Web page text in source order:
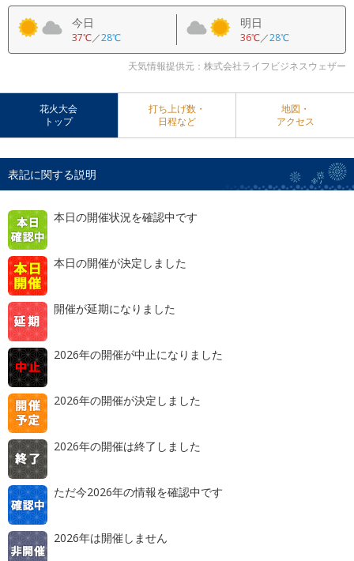
今日
37℃／28℃
明日
36℃／28℃
天気情報提供元：株式会社ライフビジネスウェザー
花火大会
トップ
打ち上げ数・
日程など
地図・
アクセス
表記に関する説明
本日の開催状況を確認中です
本日の開催が決定しました
開催が延期になりました
2026年の開催が中止になりました
2026年の開催が決定しました
2026年の開催は終了しました
ただ今2026年の情報を確認中です
2026年は開催しません